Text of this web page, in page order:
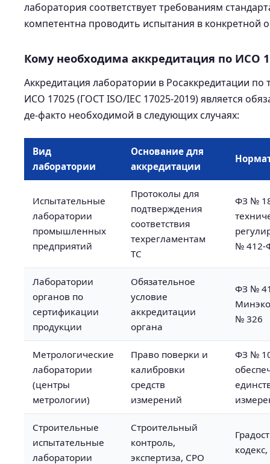
лаборатория соответствует требованиям
компетентна проводить испытания в конкретной
Кому необходима аккредитация по ИСО
Аккредитация лаборатории в Росаккредитации по
ИСО 17025 (ГОСТ ISO/IEC 17025-2019) является
де-факто необходимой в следующих случаях:
Вид
лаборатории
Основание для
аккредитации
Испытательные
лаборатории
промышленных
предприятий
Протоколы для
подтверждения
соответствия
техрегламентам
ТС
ФЗ №
№ 412-
Лаборатории
органов по
сертификации
продукции
Обязательное
условие
аккредитации
органа
ФЗ №
№ 326
Метрологические
лаборатории
(центры
метрологии)
Право поверки и
калибровки
средств
измерений
ФЗ №
Строительные
испытательные
лаборатории
Строительный
контроль,
экспертиза, СРО